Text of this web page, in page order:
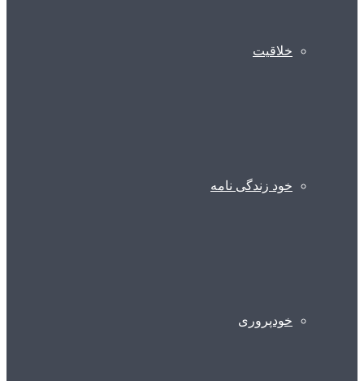
خلاقیت
خود زندگی نامه
خودپروری